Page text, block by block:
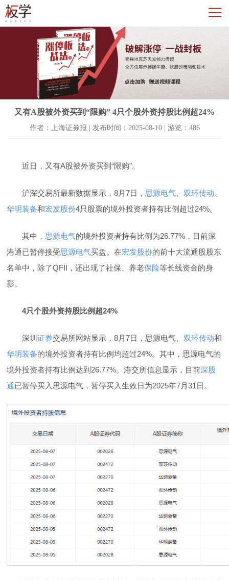
又有A股被外资买到“限购” 4只个股外资持股比例超24%
作者：上海证券报 | 发布时间：2025-08-10 | 游览：486
近日，又有A股被外资买到“限购”。
沪深交易所最新数据显示，8月7日， 思源电气 、双环传动
华明装备和宏发股份4只股票的境外投资者持有比例超过24%。
其中， 思源电气的境外投资者持有比例为26.77%，目前深
港通已暂停接受思源电气买盘。在宏发股份的前十大流通股股东
名单中，除了QFII，还出现了社保、养老保险等长线资金的身
影。
4只个股外资持股比例超24%
深圳证券交易所网站显示，8月7日，思源电气、双环传动和
华明装备的境外投资者持有比例均超过24%。其中，思源电气的
境外投资者持有比例达到26.77%。港交所信息显示，目前深股
通已暂停买入思源电气，暂停买入生效日为2025年7月31日。